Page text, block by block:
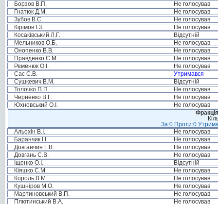
Борзов В.П.
Не голосував
Гнатюк Д.М.
Не голосував
Зубов В.С.
Не голосував
Кірімов І.З.
Не голосував
Косаківський Л.Г.
Відсутній
Мельников О.Б.
Не голосував
Онопенко В.В.
Не голосував
Правденко С.М.
Не голосував
Ременюк О.І.
Не голосував
Сас С.В.
Утримався
Сушкевич В.М.
Відсутній
Толочко П.П.
Не голосував
Черненко В.Г.
Не голосував
Юхновський О.І.
Не голосував
За:0 Проти:0
Альохін В.І.
Не голосував
Баранчик І.І.
Не голосував
Довганчин Г.В.
Не голосував
Довгань С.В.
Не голосував
Іщенко О.І.
Відсутній
Кіяшко С.М.
Не голосував
Король В.М.
Не голосував
Кушніров М.О.
Не голосував
Мартиновський В.П.
Не голосував
Плютинський В.А.
Не голосував